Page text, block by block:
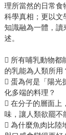
理所當然的日常食
科學真相；更以文
知識融為一體，讀
述。
 所有哺乳動物都
的乳能為人類所用
 蛋為何是「陽光
化多端的料理？
 在分子的層面上
味，讓人類欲罷不
 為什麼魚肉比陸